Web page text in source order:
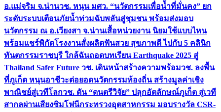
อ.แม่จริม จ.น่านวช. หนุน มศว. “นวัตกรรมเพื่อน้ำที่มั่นคง” ยก
ระดับระบบเตือนภัยน้ำท่วมฉับพลันสู่ชุมชน พร้อมส่งมอบ
นวัตกรรม ณ อ.เวียงสา จ.น่านเสื้อหน่วยงาน นิยมใช้แบบไหน
พร้อมแชร์พิกัดโรงงานสั่งผลิตฟันสวย สุขภาพดี ไปกับ 5 คลินิก
ทันตกรรมราชบุรี ใกล้ฉันถอดบทเรียน Earthquake 2025 สู่
Thailand Safer Future วช. เดินหน้าสร้างความพร้อมวช. ลงพื้น
ที่ภูเก็ต หนุนอาชีวะต่อยอดนวัตกรรมท้องถิ่น สร้างมูลค่าเชิง
พาณิชย์สู่เวทีโลกวช. ดัน “ดนตรีวิจัย” ปลุกอัตลักษณ์ภูเก็ต สู่เวที
สากลผ่านเสียงซิมโฟนีกระทรวงอุตสาหกรรม มอบรางวัล CSR-